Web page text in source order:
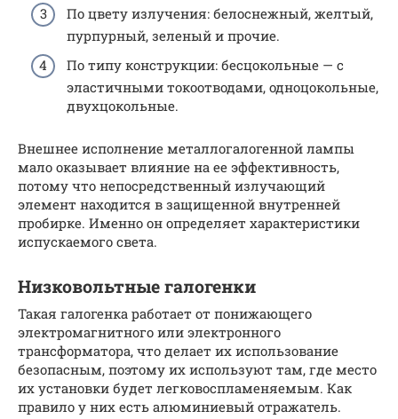
По цвету излучения: белоснежный, желтый,
пурпурный, зеленый и прочие.
По типу конструкции: бесцокольные — с
эластичными токоотводами, одноцокольные,
двухцокольные.
Внешнее исполнение металлогалогенной лампы
мало оказывает влияние на ее эффективность,
потому что непосредственный излучающий
элемент находится в защищенной внутренней
пробирке. Именно он определяет характеристики
испускаемого света.
Низковольтные галогенки
Такая галогенка работает от понижающего
электромагнитного или электронного
трансформатора, что делает их использование
безопасным, поэтому их используют там, где место
их установки будет легковоспламеняемым. Как
правило у них есть алюминиевый отражатель.